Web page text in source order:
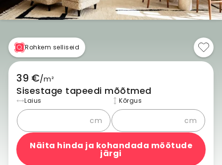
Rohkem selliseid
39 €/m²
Sisestage tapeedi mõõtmed
Laius
cm
Kõrgus
cm
Näita hinda ja kohandada mõõtude
järgi